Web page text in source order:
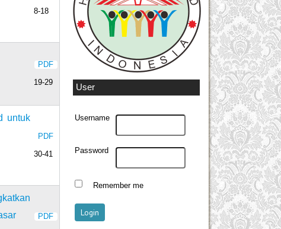
User
Username
Password
Remember me
8-18
PDF
19-29
untuk
PDF
30-41
PDF